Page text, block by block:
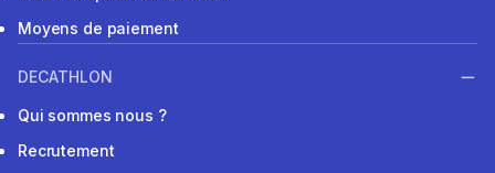
Moyens de paiement
DECATHLON
Qui sommes nous ?
Recrutement